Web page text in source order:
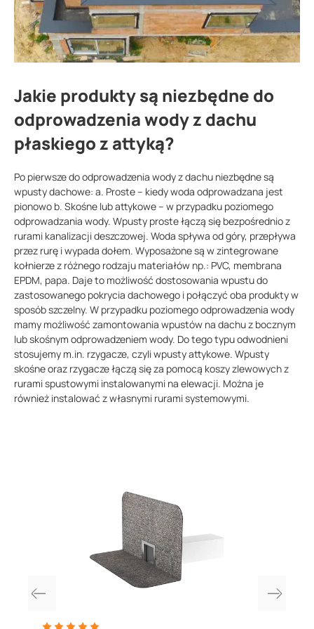
Jakie produkty są niezbędne do
odprowadzenia wody z dachu
płaskiego z attyką?
Po pierwsze do odprowadzenia wody z dachu niezbędne są
wpusty dachowe: a. Proste – kiedy woda odprowadzana jest
pionowo b. Skośne lub attykowe – w przypadku poziomego
odprowadzania wody. Wpusty proste łączą się bezpośrednio z
rurami kanalizacji deszczowej. Woda spływa od góry, przepływa
przez rurę i wypada dołem. Wyposażone są w zintegrowane
kołnierze z różnego rodzaju materiałów np.: PVC, membrana
EPDM, papa. Daje to możliwość dostosowania wpustu do
zastosowanego pokrycia dachowego i połączyć oba produkty w
sposób szczelny. W przypadku poziomego odprowadzenia wody
mamy możliwość zamontowania wpustów na dachu z bocznym
lub skośnym odprowadzeniem wody. Do tego typu odwodnieni
stosujemy m.in. rzygacze, czyli wpusty attykowe. Wpusty
skośne oraz rzygacze łączą się za pomocą koszy zlewowych z
rurami spustowymi instalowanymi na elewacji. Można je
również instalować z własnymi rurami systemowymi.